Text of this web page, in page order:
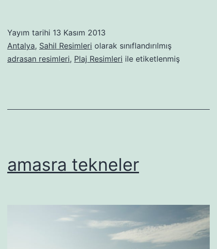
Yayım tarihi 13 Kasım 2013
Antalya, Sahil Resimleri olarak sınıflandırılmış
adrasan resimleri, Plaj Resimleri ile etiketlenmiş
amasra tekneler